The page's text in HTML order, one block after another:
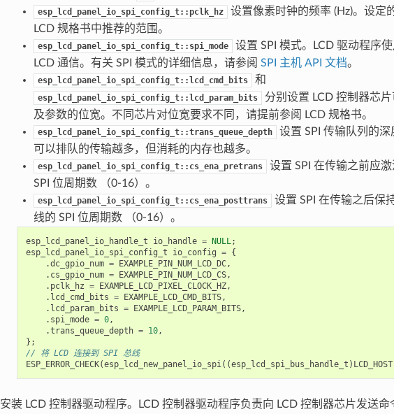
esp_lcd_panel_io_spi_config_t::pclk_hz
设置像素时钟的频率 (Hz)。设定
LCD 规格书中推荐的范围。
esp_lcd_panel_io_spi_config_t::spi_mode
设置 SPI 模式。LCD 驱动程序
LCD 通信。有关 SPI 模式的详细信息，请参阅 SPI 主机 API 文档。
esp_lcd_panel_io_spi_config_t::lcd_cmd_bits 和
esp_lcd_panel_io_spi_config_t::lcd_param_bits
分别设置 LCD 控制器芯
及参数的位宽。不同芯片对位宽要求不同，请提前参阅 LCD 规格书。
esp_lcd_panel_io_spi_config_t::trans_queue_depth
设置 SPI 传输队列的深
可以排队的传输越多，但消耗的内存也越多。
esp_lcd_panel_io_spi_config_t::cs_ena_pretrans
设置 SPI 在传输之前应
SPI 位周期数 （0-16）。
esp_lcd_panel_io_spi_config_t::cs_ena_posttrans
设置 SPI 在传输之后保
线的 SPI 位周期数 （0-16）。
esp_lcd_panel_io_handle_t io_handle = NULL;
esp_lcd_panel_io_spi_config_t
io_config = {
.dc_gpio_num = EXAMPLE_PIN_NUM_LCD_DC,
. cs_gpio_num = EXAMPLE_PIN_NUM_LCD_CS,
. pclk_hz = EXAMPLE_LCD_PIXEL_CLOCK_HZ,
. lcd_cmd_bits = EXAMPLE_LCD_CMD_BITS,
. lcd_param_bits = EXAMPLE_LCD_PARAM_BITS,
. spi_mode = 0,
.trans_queue_depth = 10,
};
// 将 LCD 连接到 SPI 总线
ESP_ERROR_CHECK(esp_lcd_new_panel_io_spi((esp_lcd_spi_bus_handle_t ) LCD_HOST
安装 LCD 控制器驱动程序。LCD 控制器驱动程序负责向 LCD 控制器芯片发送